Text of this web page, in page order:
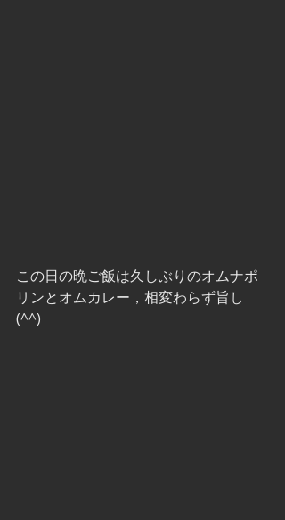
この日の晩ご飯は久しぶりのオムナポ
リンとオムカレー，相変わらず旨し
(^^)